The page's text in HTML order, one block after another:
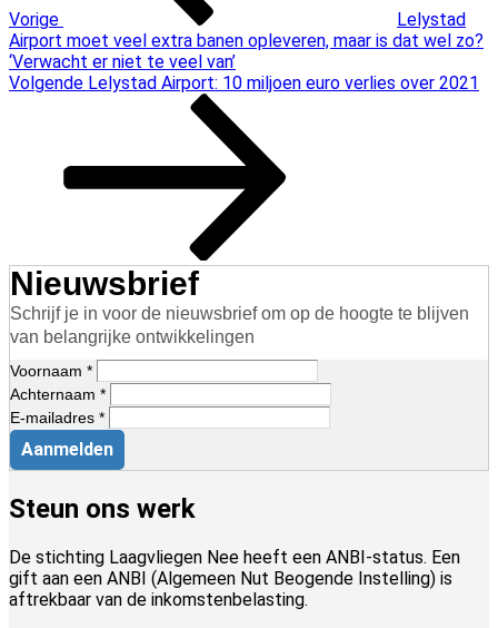
Vorige
Lelystad
Airport moet veel extra banen opleveren, maar is dat wel zo?
‘Verwacht er niet te veel van’
Volgend
Volgende Lelystad Airport: 10 miljoen euro verlies over 2021
Nieuwsbrief
Schrijf je in voor de nieuwsbrief om op de hoogte te blijven
van belangrijke ontwikkelingen
Voornaam *
Achternaam *
E-mailadres *
Aanmelden
Steun ons werk
De stichting Laagvliegen Nee heeft een ANBI-status. Een
gift aan een ANBI (Algemeen Nut Beogende Instelling) is
aftrekbaar van de inkomstenbelasting.